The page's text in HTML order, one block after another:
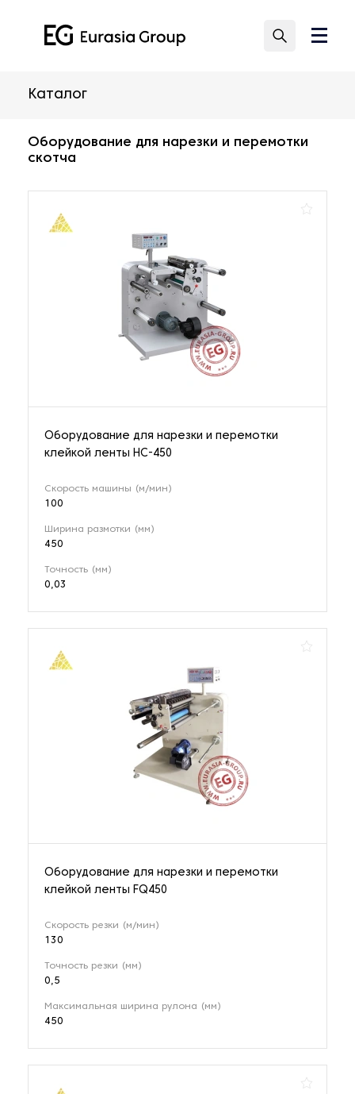
Каталог
Оборудование для нарезки и перемотки
скотча
Оборудование для нарезки и перемотки
клейкой ленты HC-450
Скорость машины (м/мин)
100
Ширина размотки (мм)
450
Точность (мм)
0,03
Оборудование для нарезки и перемотки
клейкой ленты FQ450
Скорость резки (м/мин)
130
Точность резки (мм)
0,5
Максимальная ширина рулона (мм)
450